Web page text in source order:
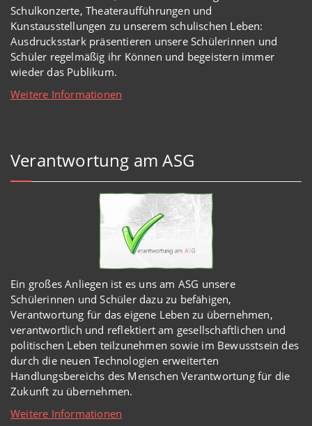
Schulkonzerte, Theateraufführungen und
Kunstausstellungen zu unserem schulischen Leben:
Ausdrucksstark präsentieren unsere Schülerinnen und
Schüler regelmäßig ihr Können und begeistern immer
wieder das Publikum.
Weitere Informationen
Verantwortung am ASG
Ein großes Anliegen ist es uns am ASG unsere
Schülerinnen und Schüler dazu zu befähigen,
Verantwortung für das eigene Leben zu übernehmen,
verantwortlich und reflektiert am gesellschaftlichen und
politischen Leben teilzunehmen sowie im Bewusstsein des
durch die neuen Technologien erweiterten
Handlungsbereichs des Menschen Verantwortung für die
Zukunft zu übernehmen.
Weitere Informationen